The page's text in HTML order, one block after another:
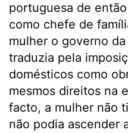
portuguesa de
como chefe de
mulher o governo
traduzia pela
domésticos como
mesmos direitos na
facto, a mulher não
não podia ascender